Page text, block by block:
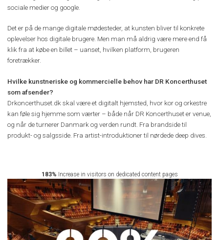
sociale medier og google.
Det er på de mange digitale mødesteder, at kunsten bliver til konkrete
oplevelser hos digitale brugere. Men man må aldrig være mere end få
klik fra at købe en billet – uanset, hvilken platform, brugeren
foretrækker.
Hvilke kunstneriske og kommercielle behov har DR Koncerthuset
som afsender?
Drkoncerthuset.dk skal være et digitalt hjemsted, hvor kor og orkestre
kan føle sig hjemme som værter – både når DR Koncerthuset er venue,
og når de turnerer Danmark og verden rundt. Fra brandside til
produkt- og salgsside. Fra artist-introduktioner til nørdede deep dives.
183% Increase in visitors on dedicated content pages